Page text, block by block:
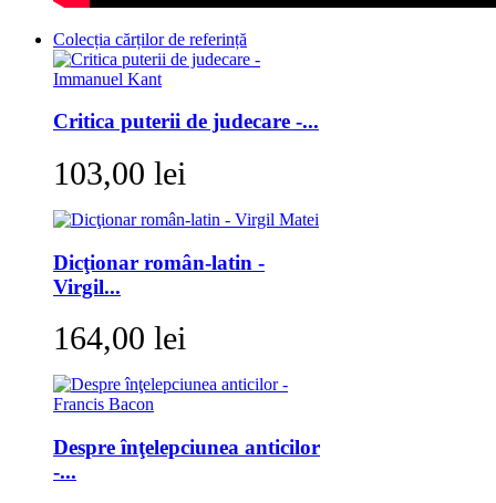
Colecția cărților de referință
Critica puterii de judecare -...
103,00 lei
Dicţionar român-latin -
Virgil...
164,00 lei
Despre înţelepciunea anticilor
-...